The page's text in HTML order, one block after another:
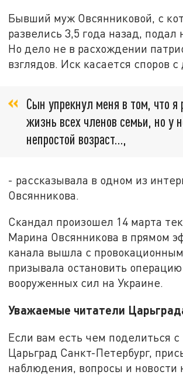
Бывший муж Овсянниковой, с
развелись 3,5 года назад, подал
Но дело не в расхождении
взглядов. Иск касается споров
Сын упрекнул меня в том, что я
жизнь всех членов семьи, но у
непростой возраст...,
- рассказывала в одном из
Овсянникова.
Скандал произошел 14 марта
Марина Овсянникова в прямом
канала вышла с
призывала остановить
вооруженных сил на Украине.
Уважаемые читатели
Если вам есть чем поделиться
Царьград Санкт-Петербург,
наблюдения, вопросы и новости